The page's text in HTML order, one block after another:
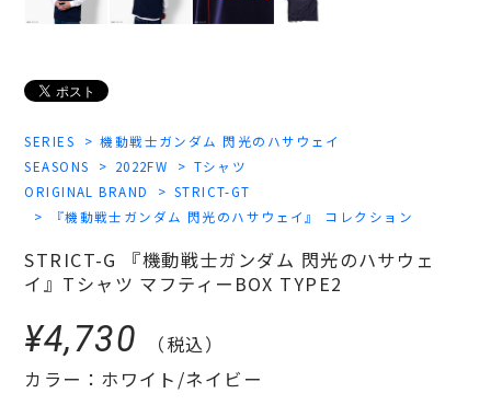
SERIES
機動戦士ガンダム 閃光のハサウェイ
SEASONS
2022FW
Tシャツ
ORIGINAL BRAND
STRICT-GT
『機動戦士ガンダム 閃光のハサウェイ』 コレクション
STRICT-G 『機動戦士ガンダム 閃光のハサウェ
イ』Tシャツ マフティーBOX TYPE2
¥4,730
（税込）
カラー：ホワイト/ネイビー